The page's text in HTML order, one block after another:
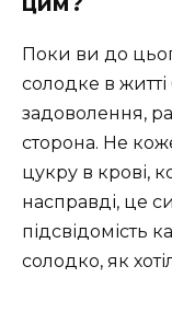
Поки ви до
солодке в житті
задоволення,
сторона. Не
цукру в крові,
насправді, це
підсвідомість
солодко, як